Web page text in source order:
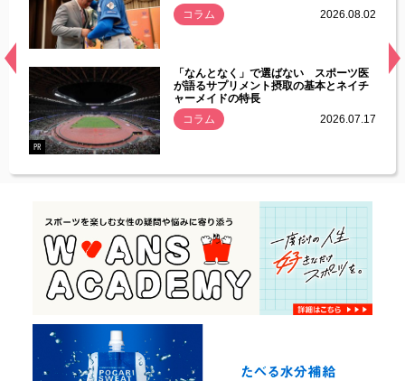
常
コラム
2026.08.02
PR
「なんとなく」で選ばない スポーツ医
が語るサプリメント摂取の基本とネイチ
ャーメイドの特長
コラム
2026.07.17